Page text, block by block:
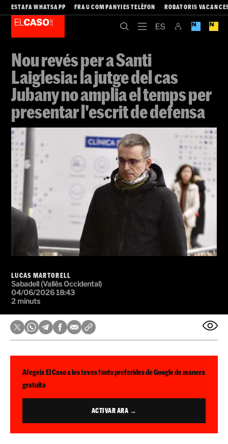
ESTAFA WHATSAPP FRAU COMPANYIES TELÈFON ROBATORIS
Nou revés per a Santi
Laiglesia: la jutge del cas
Jubany no amplia el temps per
presentar l'escrit de defensa
LUCAS MARTORELL
Sabadell (Vallès Occidental)
04/06/2026 18:43
2 minuts
Afegeix El Caso a les teves fonts preferides de Google de manera
gratuïta
ACTIVAR ARA →